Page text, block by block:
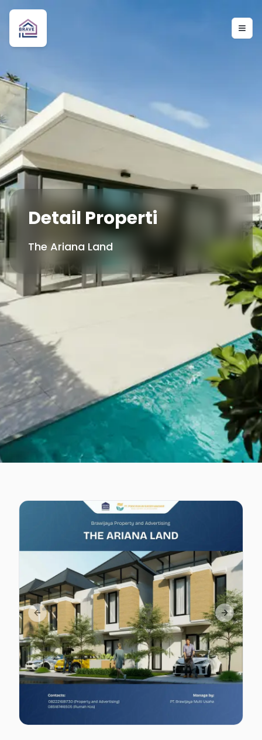
Detail Properti
The Ariana Land
Previous slide Next